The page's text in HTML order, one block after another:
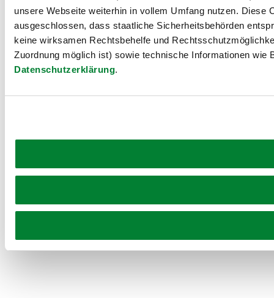
unsere Webseite weiterhin in vollem Umfang nutzen.
ausgeschlossen, dass staatliche Sicherheitsbehörden
keine wirksamen Rechtsbehelfe und
Zuordnung möglich ist) sowie technische Informationen
Datenschutzerklärung.